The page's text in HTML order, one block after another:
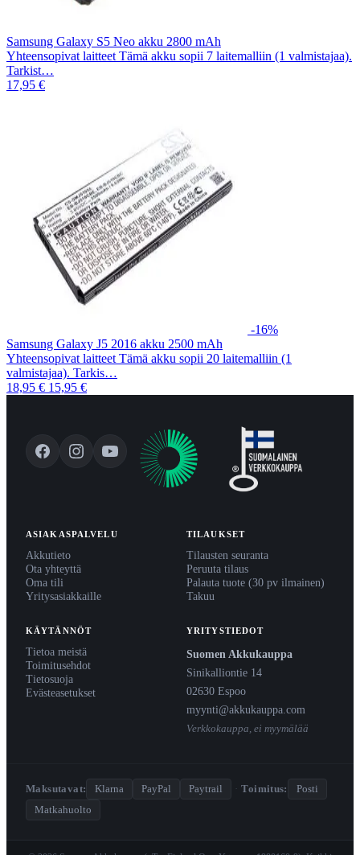
Samsung Galaxy S5 Neo akku 2800 mAh
Yhteensopivat laitteet Tämä akku sopii 7 laitemalliin (1 valmistajaa).
Tarkist…
17,95 €
-16%
Samsung Galaxy J5 2016 akku 2500 mAh
Yhteensopivat laitteet Tämä akku sopii 20 laitemalliin (1
valmistajaa). Tarkis…
18,95 € 15,95 €
ASIAKASPALVELU
Akkutieto
Ota yhteyttä
Oma tili
Yritysasiakkaille
TILAUKSET
Tilausten seuranta
Peruuta tilaus
Palauta tuote (30 pv ilmainen)
Takuu
KÄYTÄNNÖT
Tietoa meistä
Toimitusehdot
Tietosuoja
Evästeasetukset
YRITYSTIEDOT
Suomen Akkukauppa
Sinikalliontie 14
02630 Espoo
myynti@akkukauppa.com
Verkkokauppa, ei myymälää
Maksutavat: Klarna PayPal Paytrail · Toimitus:
Posti
Matkahuolto